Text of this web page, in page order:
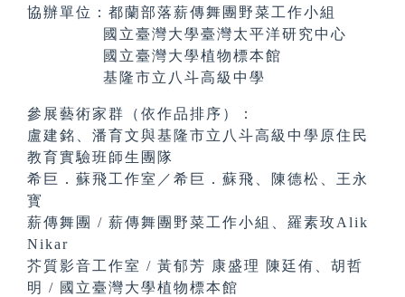
協辦單位：都蘭部落薪傳舞團野菜工作小組
國立臺灣大學臺灣太平洋研究中心
國立臺灣大學植物標本館
基隆市立八斗高級中學
參展藝術家群（依作品排序）：
盧建銘、潘育文與基隆市立八斗高級中學原住民
教育實驗班師生團隊
希巨．蘇飛工作室／希巨．蘇飛、陳德松、王永
寳
薪傳舞團 / 薪傳舞團野菜工作小組、羅素玫Alik
Nikar
芥質影音工作室 / 黃郁芳 康盛理 陳廷侑、胡哲
明 / 國立臺灣大學植物標本館